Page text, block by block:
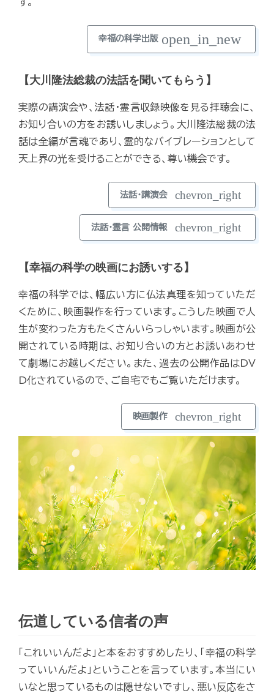
す。
幸福の科学出版 open_in_new
【大川隆法総裁の法話を聞いてもらう】
実際の講演会や、法話・霊言収録映像を見る拝聴会に、
お知り合いの方をお誘いしましょう。大川隆法総裁の法
話は全編が言魂であり、霊的なバイブレーションとして
天上界の光を受けることができる、尊い機会です。
法話・講演会 chevron_right
法話・霊言 公開情報 chevron_right
【幸福の科学の映画にお誘いする】
幸福の科学では、幅広い方に仏法真理を知っていただ
くために、映画製作を行っています。こうした映画で人
生が変わった方もたくさんいらっしゃいます。映画が公
開されている時期は、お知り合いの方とお誘いあわせ
て劇場にお越しください。また、過去の公開作品はDV
D化されているので、ご自宅でもご覧いただけます。
映画製作 chevron_right
伝道している信者の声
「これいいんだよ」と本をおすすめしたり、「幸福の科学
っていいんだよ」ということを言っています。本当にい
いなと思っているものは隠せないですし、悪い反応をさ